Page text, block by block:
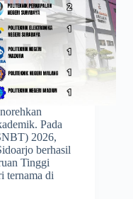
Pada
2026,
berhasil
Tinggi
ternama di